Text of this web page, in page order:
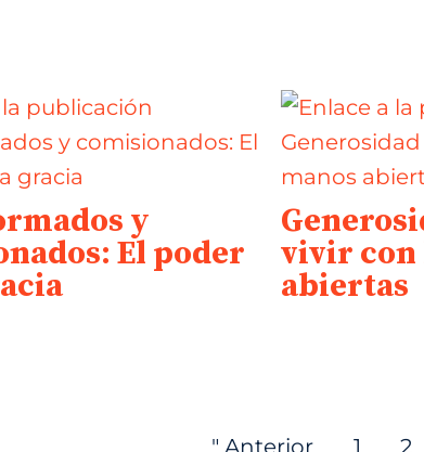
y
El poder vivir con
abiertas
" Anterior 1 2